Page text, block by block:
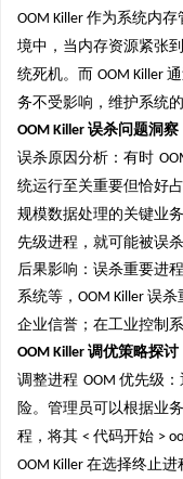
OOM Killer 作为系统内存
境中，当内存资源紧张
统死机。而 OOM Killer
务不受影响，维护系统
OOM Killer 误杀问题洞察
误杀原因分析：有时
统运行至关重要但恰好
规模数据处理的关键业
先级进程，就可能被误
后果影响：误杀重要进
系统等， OOM Killer 误杀
企业信誉；在工业控制
OOM Killer 调优策略探讨
调整进程 OOM 优先级：
险。管理员可以根据业
程，将其 < 代码开始 >
OOM Killer 在选择终止进